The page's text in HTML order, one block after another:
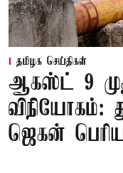
தமிழக செய்திகள்
ஆகஸ்ட் 9
விநியோகம்:
ஜெகன்